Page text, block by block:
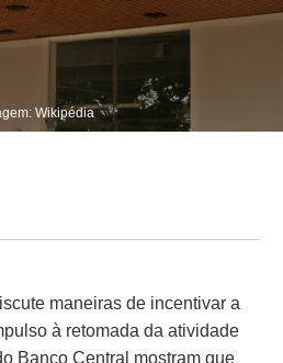
Wikipédia
maneiras de incentivar a
à retomada da atividade
Banco Central mostram que